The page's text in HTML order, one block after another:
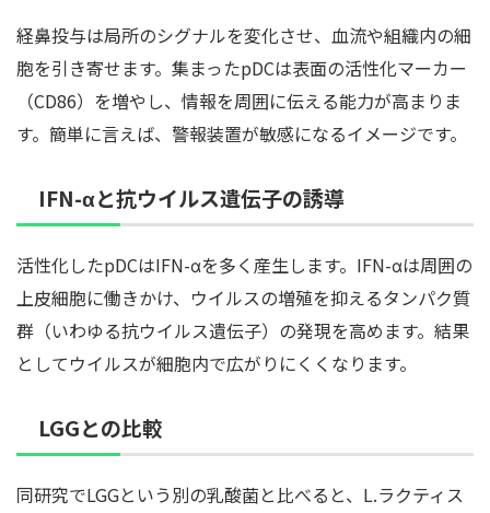
経鼻投与は局所のシグナルを変化させ、血流や組織内の細
胞を引き寄せます。集まったpDCは表面の活性化マーカー
（CD86）を増やし、情報を周囲に伝える能力が高まりま
す。簡単に言えば、警報装置が敏感になるイメージです。
IFN-αと抗ウイルス遺伝子の誘導
活性化したpDCはIFN-αを多く産生します。IFN-αは周囲の
上皮細胞に働きかけ、ウイルスの増殖を抑えるタンパク質
群（いわゆる抗ウイルス遺伝子）の発現を高めます。結果
としてウイルスが細胞内で広がりにくくなります。
LGGとの比較
同研究でLGGという別の乳酸菌と比べると、L.ラクティス